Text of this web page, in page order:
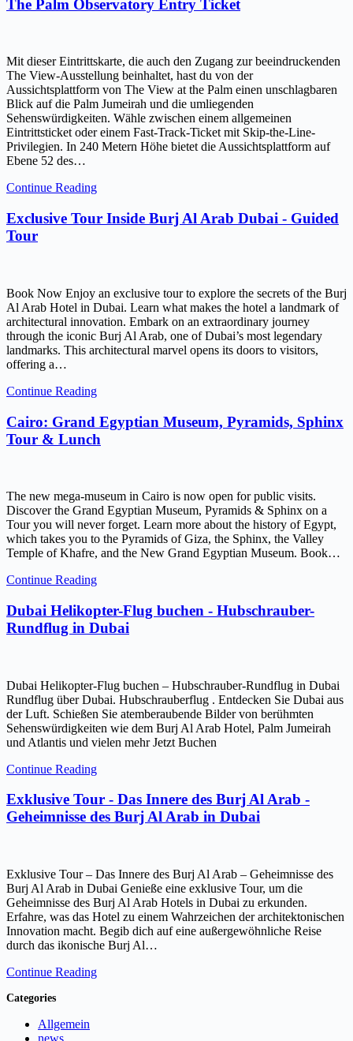
The Palm Observatory Entry Ticket
Mit dieser Eintrittskarte, die auch den Zugang zur beeindruckenden
The View-Ausstellung beinhaltet, hast du von der
Aussichtsplattform von The View at the Palm einen unschlagbaren
Blick auf die Palm Jumeirah und die umliegenden
Sehenswürdigkeiten. Wähle zwischen einem allgemeinen
Eintrittsticket oder einem Fast-Track-Ticket mit Skip-the-Line-
Privilegien. In 240 Metern Höhe bietet die Aussichtsplattform auf
Ebene 52 des…
Continue Reading
Exclusive Tour Inside Burj Al Arab Dubai - Guided
Tour
Book Now Enjoy an exclusive tour to explore the secrets of the Burj
Al Arab Hotel in Dubai. Learn what makes the hotel a landmark of
architectural innovation. Embark on an extraordinary journey
through the iconic Burj Al Arab, one of Dubai’s most legendary
landmarks. This architectural marvel opens its doors to visitors,
offering a…
Continue Reading
Cairo: Grand Egyptian Museum, Pyramids, Sphinx
Tour & Lunch
The new mega-museum in Cairo is now open for public visits.
Discover the Grand Egyptian Museum, Pyramids & Sphinx on a
Tour you will never forget. Learn more about the history of Egypt,
which takes you to the Pyramids of Giza, the Sphinx, the Valley
Temple of Khafre, and the New Grand Egyptian Museum. Book…
Continue Reading
Dubai Helikopter-Flug buchen - Hubschrauber-
Rundflug in Dubai
Dubai Helikopter-Flug buchen – Hubschrauber-Rundflug in Dubai
Rundflug über Dubai. Hubschrauberflug . Entdecken Sie Dubai aus
der Luft. Schießen Sie atemberaubende Bilder von berühmten
Sehenswürdigkeiten wie dem Burj Al Arab Hotel, Palm Jumeirah
und Atlantis und vielen mehr Jetzt Buchen
Continue Reading
Exklusive Tour - Das Innere des Burj Al Arab -
Geheimnisse des Burj Al Arab in Dubai
Exklusive Tour – Das Innere des Burj Al Arab – Geheimnisse des
Burj Al Arab in Dubai Genieße eine exklusive Tour, um die
Geheimnisse des Burj Al Arab Hotels in Dubai zu erkunden.
Erfahre, was das Hotel zu einem Wahrzeichen der architektonischen
Innovation macht. Begib dich auf eine außergewöhnliche Reise
durch das ikonische Burj Al…
Continue Reading
Categories
Allgemein
news